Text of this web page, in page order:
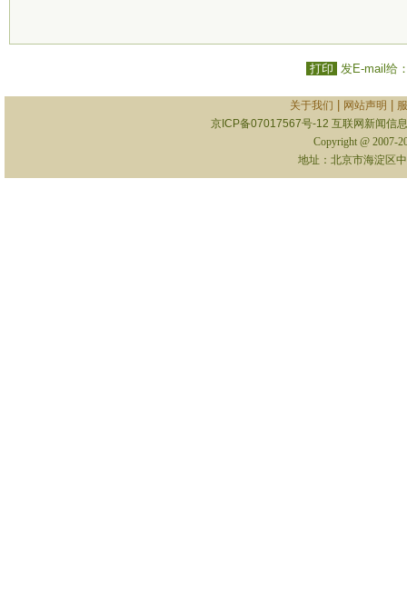
打印 发E-mail给
关于我们 网站声明
京ICP备07017567号-12 互联网新闻信
Copyright @ 2007-
地址：北京市海淀区